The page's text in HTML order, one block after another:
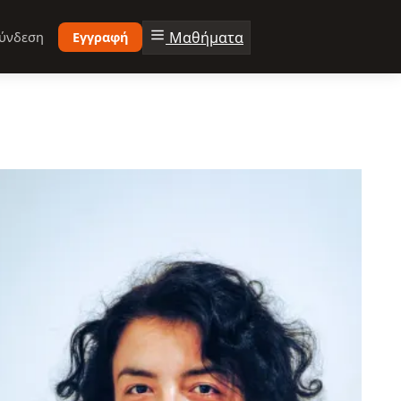
Εγγραφή Μαθήματα